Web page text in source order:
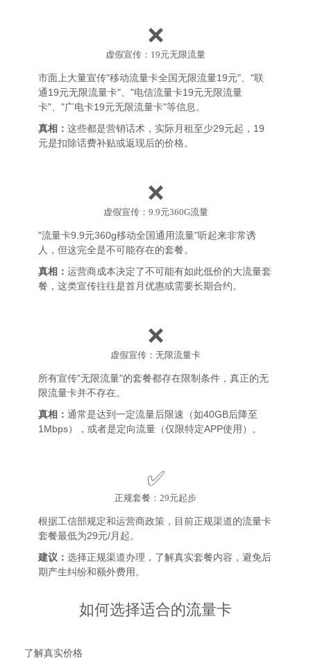
❌
虚假宣传：19元无限流量
市面上大量宣传"移动流量卡全国无限流量19元"、"联
通19元无限流量卡"、"电信流量卡19元无限流量
卡"、"广电卡19元无限流量卡"等信息。
真相： 这些都是营销话术，实际月租至少29元起，19
元是扣除话费补贴或返现后的价格。
❌
虚假宣传：9.9元360G流量
"流量卡9.9元360g移动全国通用流量"听起来非常诱
人，但这完全是不可能存在的套餐。
真相： 运营商成本决定了不可能有如此低价的大流量套
餐，这类宣传往往是首月优惠或需要长期合约。
❌
虚假宣传：无限流量卡
所有宣传"无限流量"的套餐都存在限制条件，真正的无
限流量卡并不存在。
真相： 通常是达到一定流量后限速（如40GB后降至
1Mbps），或者是定向流量（仅限特定APP使用）。
✅
正规套餐：29元起步
根据工信部规定和运营商政策，目前正规渠道的流量卡
套餐最低为29元/月起。
建议： 选择正规渠道办理，了解真实套餐内容，避免后
期产生纠纷和额外费用。
如何选择适合的流量卡
了解真实价格